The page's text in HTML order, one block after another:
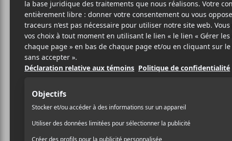
FOLK
SITE WEB >